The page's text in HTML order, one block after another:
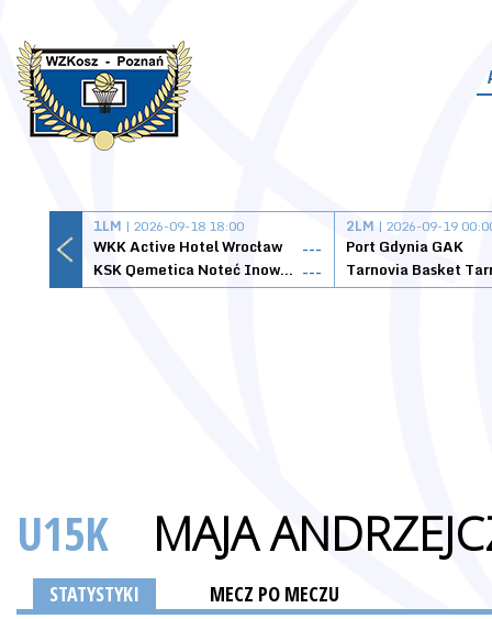
1LM | 2026-09-18 18:00
WKK Active Hotel Wrocław
---
KSK Qemetica Noteć Inowrocław ---
2LM | 2026-09-19
Port Gdynia GAK
U15K MAJA
STATYSTYKI MECZ PO MECZU